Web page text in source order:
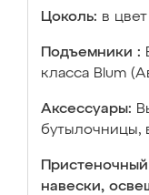
Цоколь: в
Подъемники :
класса Blum
Аксессуары:
бутылочницы,
навески,